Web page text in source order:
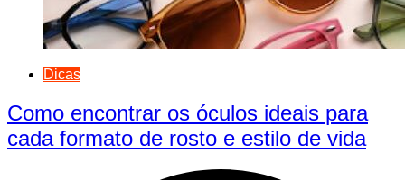
Dicas
Como encontrar os óculos ideais para
cada formato de rosto e estilo de vida